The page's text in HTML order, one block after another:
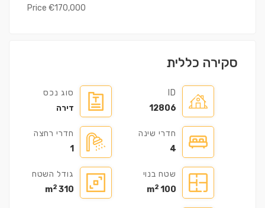
Price €170,000
סקירה כללית
ID
12806
סוג נכס
דירה
חדרי שינה
4
חדרי רחצה
1
שטח בנוי
100 m
2
גודל השטח
310 m
2